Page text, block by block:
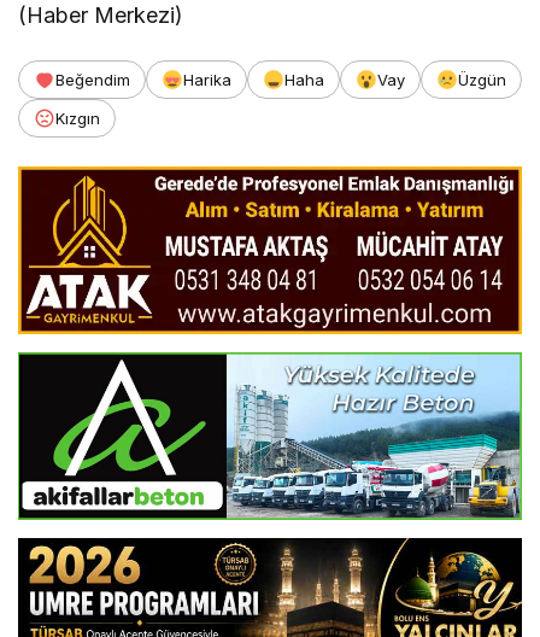
(Haber Merkezi)
Beğendim Harika Haha Vay
Üzgün
Kızgın